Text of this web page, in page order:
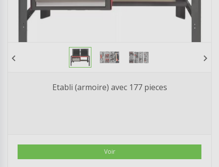
chevron_left chevron_right
Etabli (armoire) avec 177 pieces
Voir